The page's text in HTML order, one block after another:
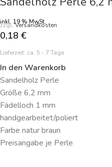
inkl. 19 % MwSt.
zzgl.Versandkosten
0,18 €
Lieferzeit: ca. 5 - 7 Tage
In den Warenkorb
Sandelholz Perle
Größe 6,2 mm
Fädelloch 1 mm
handgearbeitet/poliert
Farbe natur braun
Preisangabe je Perle